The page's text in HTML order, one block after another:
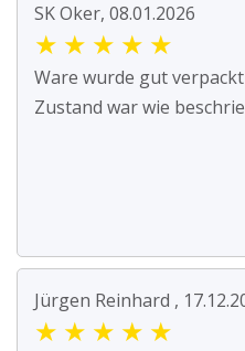
SK Oker, 08.01.2026
★ ★ ★ ★ ★
Ware wurde gut
Zustand war wie
Jürgen Reinhard ,
★ ★ ★ ★ ★